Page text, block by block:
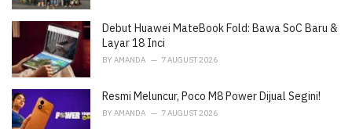
Debut Huawei MateBook Fold: Bawa SoC Baru &
Layar 18 Inci
BY AMANDA 7 AUGUST 2026
Resmi Meluncur, Poco M8 Power Dijual Segini!
BY AMANDA 7 AUGUST 2026